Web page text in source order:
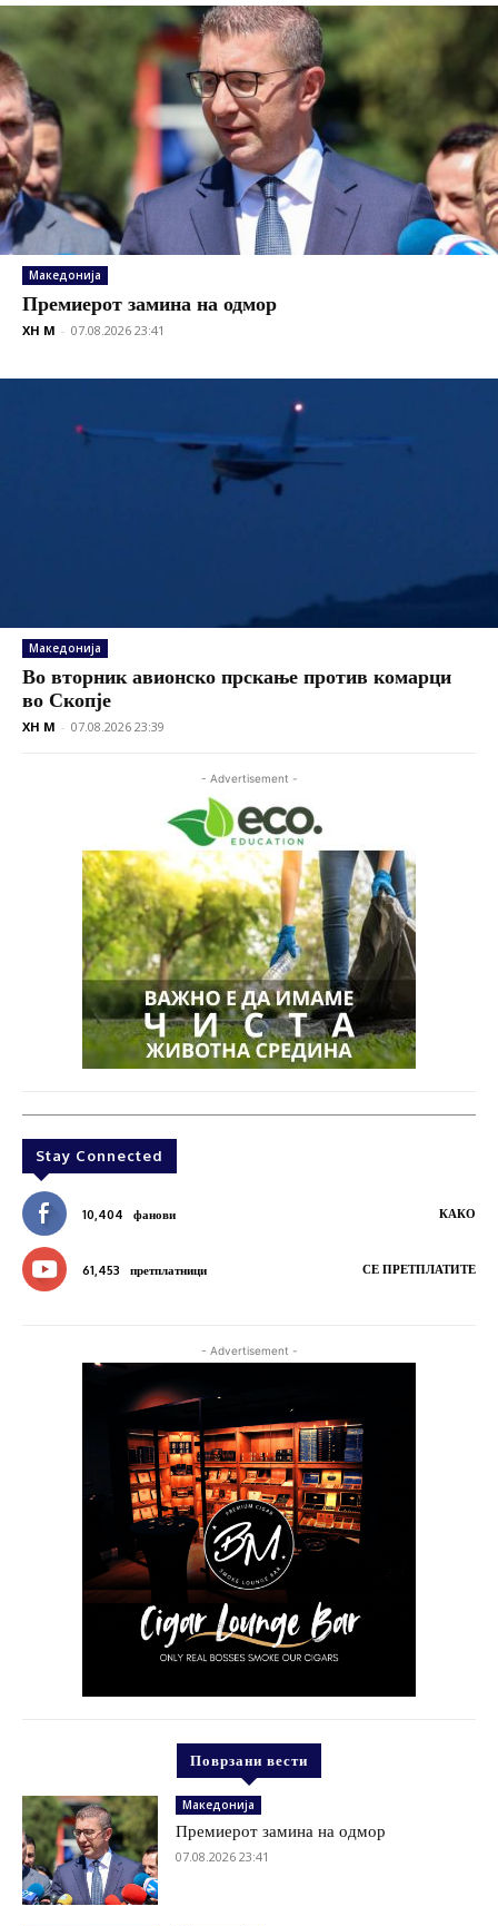
Македонија
Премиерот замина на одмор
XH M - 07.08.2026 23:41
Македонија
Во вторник авионско прскање против комарци
во Скопје
XH M - 07.08.2026 23:39
- Advertisement -
Stay Connected
10,404 фанови КАКО
61,453 претплатници СЕ ПРЕТПЛАТИТЕ
- Advertisement -
Поврзани вести
Македонија
Премиерот замина на одмор
07.08.2026 23:41